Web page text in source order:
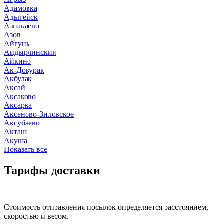
Адамовка
Адыгейск
Азнакаево
Азов
Айгунь
Айдырлинский
Айкино
Ак-Довурак
Акбулак
Аксай
Аксаково
Аксарка
Аксеново-Зиловское
Аксубаево
Акташ
Акуша
Показать все
Тарифы доставки
Стоимость отправления посылок определяется расстоянием,
скоростью и весом.